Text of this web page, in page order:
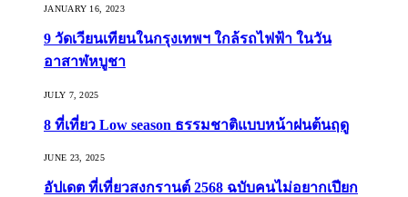
JANUARY 16, 2023
9 วัดเวียนเทียนในกรุงเทพฯ ใกล้รถไฟฟ้า ในวัน
อาสาฬหบูชา
JULY 7, 2025
8 ที่เที่ยว Low season ธรรมชาติแบบหน้าฝนต้นฤดู️
JUNE 23, 2025
อัปเดต ที่เที่ยวสงกรานต์ 2568 ฉบับคนไม่อยากเปียก